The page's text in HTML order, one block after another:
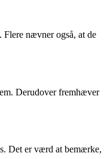
Flere nævner også, at de
Derudover fremhæver
Det er værd at bemærke,